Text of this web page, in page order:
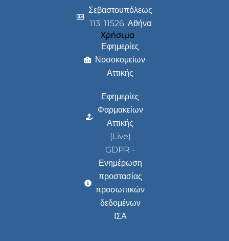
Σεβαστουπόλεως
113, 11526, Αθήνα
Χρήσιμα
Εφημερίες
Νοσοκομείων
Αττικής
Εφημερίες
Φαρμακείων
Αττικής
(Live)
GDPR -
Ενημέρωση
προστασίας
προσωπικών
δεδομένων
ΙΣΑ